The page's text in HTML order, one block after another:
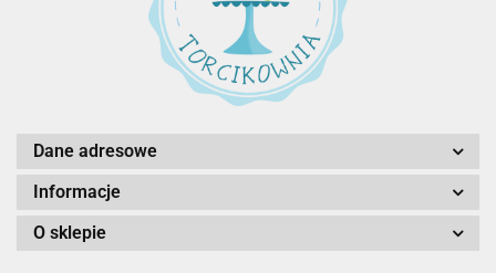
Dane adresowe
Informacje
O sklepie